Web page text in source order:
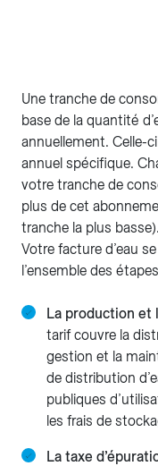
Une tranche de
base de la quantité
annuellement. Celle-
annuel spécifique.
votre tranche de
plus de cet
tranche la plus basse).
Votre facture d’eau
l’ensemble des
La production et
tarif couvre la
gestion et la
de distribution
publiques
les frais de
La taxe